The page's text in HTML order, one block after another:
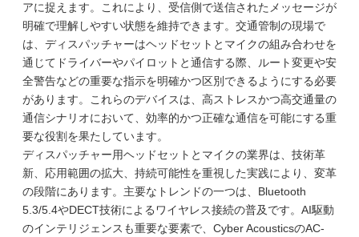
アに捉えます。これにより、受信側で送信されたメッセージが
明確で理解しやすい状態を維持できます。交通管制の現場で
は、ディスパッチャーはヘッドセットとマイクの組み合わせを
通じてドライバーやパイロットと通信する際、ルート変更や安
全警告などの重要な指示を明確かつ区別できるようにする必要
があります。これらのデバイスは、高ストレスかつ高交通量の
通信シナリオにおいて、効率的かつ正確な通信を可能にする重
要な役割を果たしています。
ディスパッチャー用ヘッドセットとマイクの業界は、技術革
新、応用範囲の拡大、持続可能性を重視した実践により、変革
の段階にあります。主要なトレンドの一つは、Bluetooth
5.3/5.4やDECT技術によるワイヤレス接続の普及です。AI駆動
のインテリジェンスも重要な要素で、Cyber AcousticsのAC-